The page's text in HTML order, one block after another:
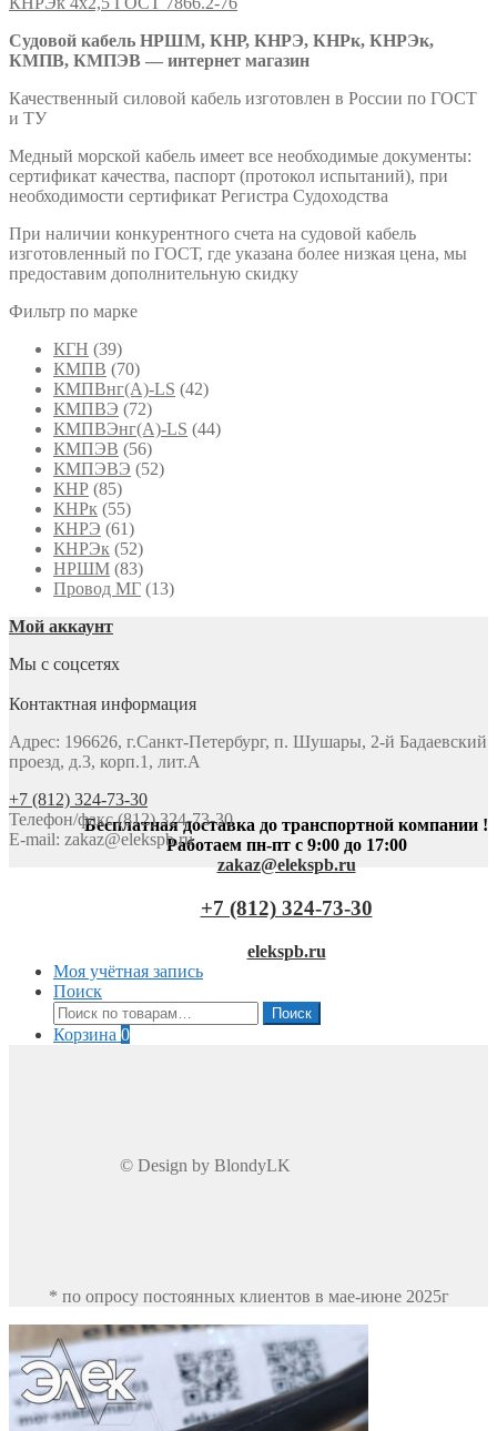
Судовой кабель НРШМ, КНР, КНРЭ, КНРк, КНРЭк,
КМПВ, КМПЭВ — интернет магазин
Качественный силовой кабель изготовлен в России по ГОСТ
и ТУ
Медный морской кабель имеет все необходимые документы:
сертификат качества, паспорт (протокол испытаний), при
необходимости сертификат Регистра Судоходства
При наличии конкурентного счета на судовой кабель
изготовленный по ГОСТ, где указана более низкая цена, мы
предоставим дополнительную скидку
Фильтр по марке
КГН (39)
КМПВ (70)
КМПВнг(А)-LS (42)
КМПВЭ (72)
КМПВЭнг(А)-LS (44)
КМПЭВ (56)
КМПЭВЭ (52)
КНР (85)
КНРк (55)
КНРЭ (61)
КНРЭк (52)
НРШМ (83)
Провод МГ (13)
Мой аккаунт
Мы с соцсетях
Контактная информация
Адрес: 196626, г.Санкт-Петербург, п. Шушары, 2-й Бадаевский
проезд, д.3, корп.1, лит.А
+7 (812) 324-73-30
Телефон/факс (812) 324-73-30
E-mail: zakaz@elekspb.ru
Бесплатная доставка до транспортной компании !
Работаем пн-пт с 9:00 до 17:00
zakaz@elekspb.ru
+7 (812) 324-73-30
elekspb.ru
Моя учётная запись
Поиск
Искать:
Поиск
Корзина 0
© Design by BlondyLK
* по опросу постоянных клиентов в мае-июне 2025г